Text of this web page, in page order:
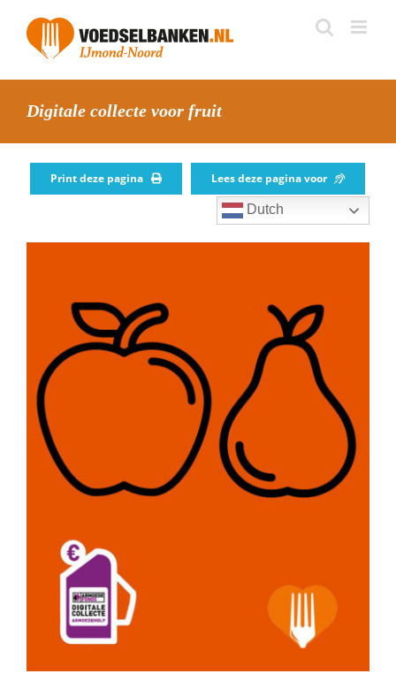
content
Digitale collecte voor fruit
Print deze pagina Lees deze pagina voor
Dutch